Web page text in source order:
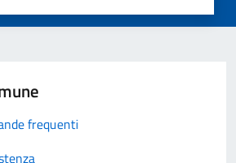
frequenti